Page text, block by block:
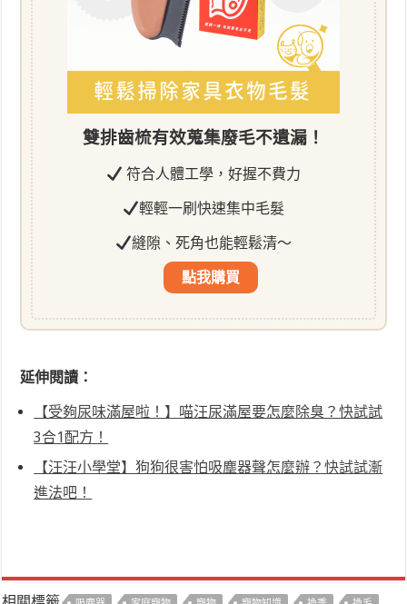
雙排齒梳有效蒐集廢毛不遺漏！
符合人體工學，好握不費力
輕輕一刷快速集中毛髮
縫隙、死角也能輕鬆清～
點我購買
延伸閱讀：
【受夠尿味滿屋啦！】喵汪尿滿屋要怎麼除臭？快試試
3合1配方！
【汪汪小學堂】狗狗很害怕吸塵器聲怎麼辦？快試試漸
進法吧！